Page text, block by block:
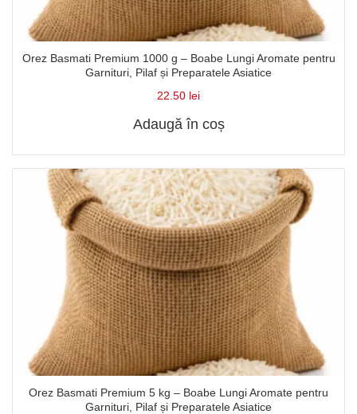
Orez Basmati Premium 1000 g – Boabe Lungi Aromate pentru
Garnituri, Pilaf și Preparatele Asiatice
22.50 lei
Adaugă în coș
Orez Basmati Premium 5 kg – Boabe Lungi Aromate pentru
Garnituri, Pilaf și Preparatele Asiatice